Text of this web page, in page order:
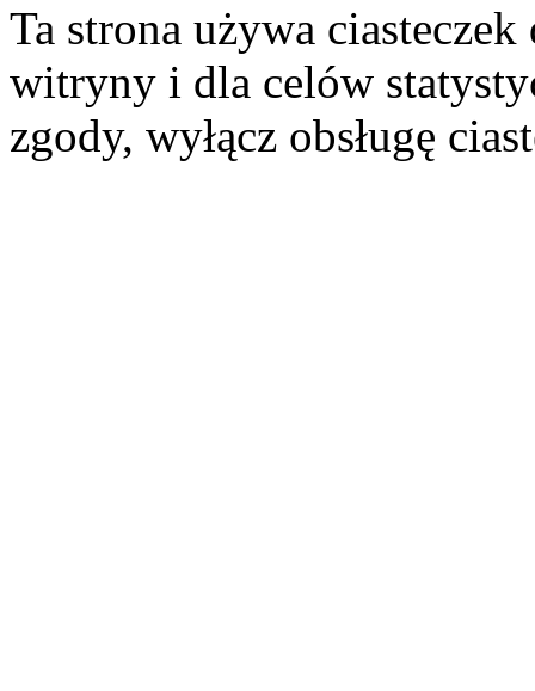
Ta strona używa
witryny i dla celów
zgody, wyłącz obsługę